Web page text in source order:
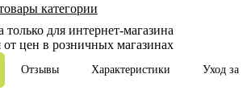
категории
только для интернет-магазина
от цен в розничных магазинах
Отзывы Характеристики Уход за